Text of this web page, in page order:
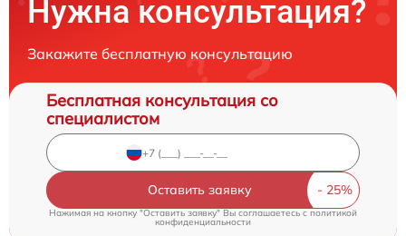
Нужна консультация?
Закажите бесплатную консультацию
Бесплатная консультация со
специалистом
Оставить заявку
Нажимая на кнопку "Оставить заявку" Вы соглашаетесь c политикой
конфиденциальности